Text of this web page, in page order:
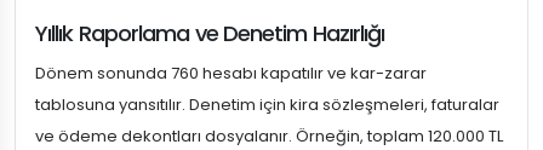
Yıllık Raporlama ve Denetim Hazırlığı
Dönem sonunda 760 hesabı kapatılır ve kar-zarar
tablosuna yansıtılır. Denetim için kira sözleşmeleri, faturalar
ve ödeme dekontları dosyalanır. Örneğin, toplam 120.000 TL